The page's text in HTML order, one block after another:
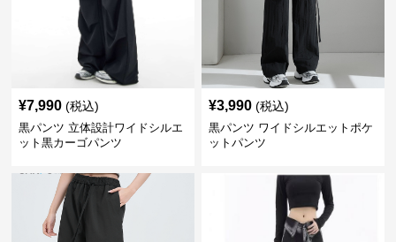
¥7,990 (税込)
黒パンツ 立体設計ワイドシルエ
ット黒カーゴパンツ
¥3,990 (税込)
黒パンツ ワイドシルエットポケ
ットパンツ